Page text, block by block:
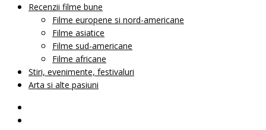
Recenzii filme bune
Filme europene si nord-americane
Filme asiatice
Filme sud-americane
Filme africane
Stiri, evenimente, festivaluri
Arta si alte pasiuni